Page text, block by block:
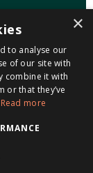
×
to analyse our
of our site with
combine it with
or that they’ve
Read more